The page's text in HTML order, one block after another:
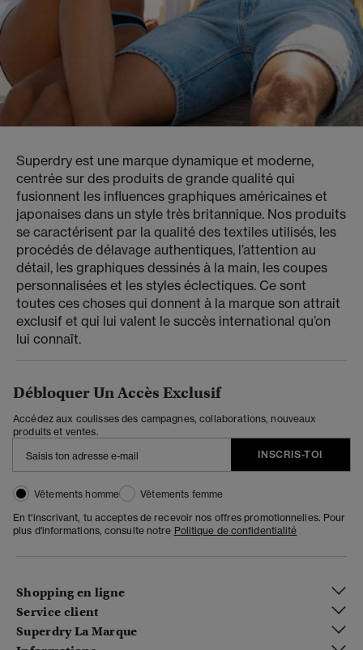
Superdry est une marque dynamique et moderne,
centrée sur des produits de grande qualité qui
fusionnent les influences graphiques américaines et
japonaises dans un style très britannique. Nos produits
se caractérisent par la qualité des textiles utilisés, les
procédés de délavage authentiques, l’attention au
détail, les graphiques dessinés à la main, les coupes
personnalisées et les styles éclectiques. Ce sont
toutes ces choses qui donnent à la marque son attrait
exclusif et qui lui valent le succès international qu’on
lui connaît.
Débloquer Un Accès Exclusif
Accédez aux coulisses des campagnes, collaborations, nouveaux
produits et ventes.
INSCRIS-TOI
Vêtements homme
Vêtements femme
En t'inscrivant, tu acceptes de recevoir nos offres promotionnelles. Pour
plus d'informations, consulte notre Politique de confidentialité
Shopping en ligne
Service client
Superdry La Marque